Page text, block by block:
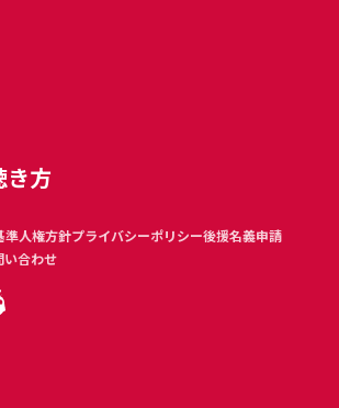
き方
準人権方針プライバシーポリシー後援名義申請
い合わせ